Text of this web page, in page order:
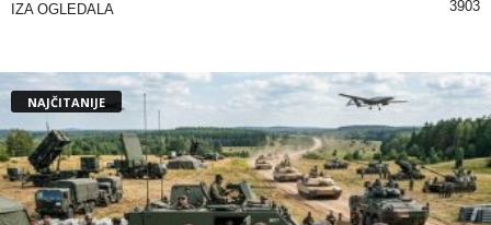
IZA OGLEDALA 3903
NAJČITANIJE